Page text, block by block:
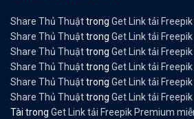
Share Thủ Thuậttrong Get Link tải
Share Thủ Thuậttrong Get Link tải
Share Thủ Thuậttrong Get Link tải
Share Thủ Thuậttrong Get Link tải
Share Thủ Thuậttrong Get Link tải
Share Thủ Thuậttrong Get Link tải
Tài trong Get Link tải Freepik Premium